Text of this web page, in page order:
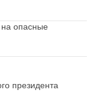
опасные
президента